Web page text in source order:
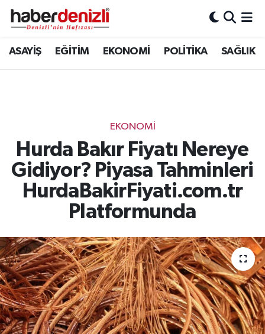
ASAYİŞ EĞİTİM EKONOMİ POLİTİKA SAĞLIK
EKONOMİ
Hurda Bakır Fiyatı Nereye
Gidiyor? Piyasa Tahminleri
HurdaBakirFiyati.com.tr
Platformunda
Denizli Nöbetçi Eczaneler
Tüm Manşetler
Son Dakika Haberleri